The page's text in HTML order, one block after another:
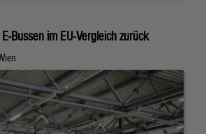
Bussen im EU-Vergleich zurück